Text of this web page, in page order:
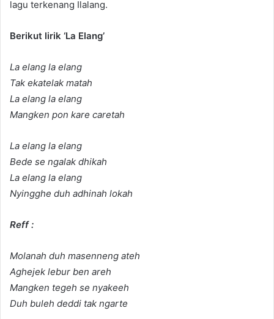
lagu terkenang Ilalang.
Berikut lirik ‘La Elang’
La elang la elang
Tak ekatelak matah
La elang la elang
Mangken pon kare caretah
La elang la elang
Bede se ngalak dhikah
La elang la elang
Nyingghe duh adhinah lokah
Reff :
Molanah duh masenneng ateh
Aghejek lebur ben areh
Mangken tegeh se nyakeeh
Duh buleh deddi tak ngarte